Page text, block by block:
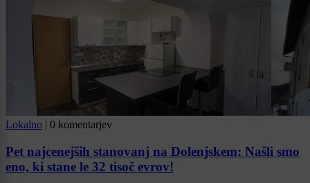
Lokalno 0 komentarjev
Pet najcenejših stanovanj na Dolenjskem: Našli smo
eno, ki stane le 32 tisoč evrov!